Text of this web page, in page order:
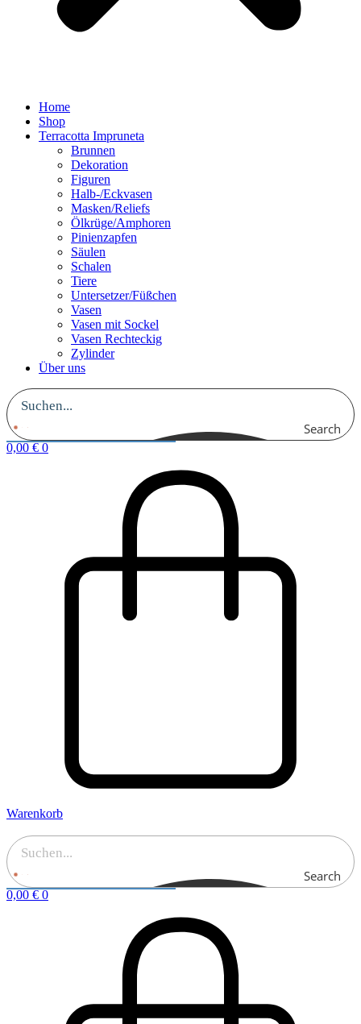
Home
Shop
Terracotta Impruneta
Brunnen
Dekoration
Figuren
Halb-/Eckvasen
Masken/Reliefs
Ölkrüge/Amphoren
Pinienzapfen
Säulen
Schalen
Tiere
Untersetzer/Füßchen
Vasen
Vasen mit Sockel
Vasen Rechteckig
Zylinder
Über uns
Search
0,00 € 0
Warenkorb
Search
0,00 € 0